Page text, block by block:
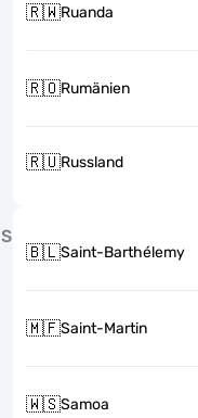
🇷🇼Ruanda
🇷🇴Rumänien
🇷🇺Russland
S
🇧🇱Saint-Barthélemy
🇲🇫Saint-Martin
🇼🇸Samoa